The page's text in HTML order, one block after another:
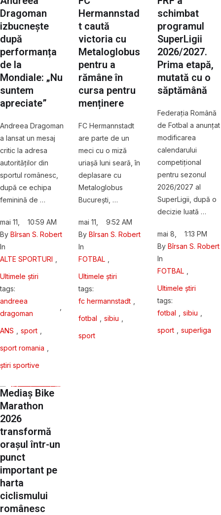
Dragoman
izbucnește
după
performanța
de la
Mondiale: „Nu
suntem
apreciate”
Andreea Dragoman
a lansat un mesaj
critic la adresa
autorităților din
sportul românesc,
după ce echipa
feminină de …
mai 11
10:59 AM
By Bîrsan S. Robert
In
ALTE SPORTURI
Ultimele știri
tags:
andreea
dragoman
,
ANS sport
sport romania
știri sportive
Hermannstad
t caută
victoria cu
Metaloglobus
pentru a
rămâne în
cursa pentru
menținere
FC Hermannstadt
are parte de un
meci cu o miză
uriașă luni seară, în
deplasare cu
Metaloglobus
București, …
mai 11
9:52 AM
By Bîrsan S. Robert
In
FOTBAL
Ultimele știri
tags:
fc hermannstadt
fotbal sibiu
sport
schimbat
programul
SuperLigii
2026/2027.
Prima etapă,
mutată cu o
săptămână
Federația Română
de Fotbal a anunțat
modificarea
calendarului
competițional
pentru sezonul
2026/2027 al
SuperLigii, după o
decizie luată …
mai 8
1:13 PM
By Bîrsan S. Robert
In
FOTBAL
Ultimele știri
tags:
fotbal
sibiu
sport superliga
Mediaș Bike
Marathon
2026
transformă
orașul într-un
punct
important pe
harta
ciclismului
românesc